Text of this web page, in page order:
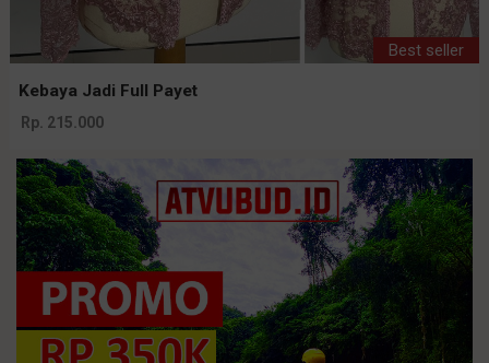
Best seller
Kebaya Jadi Full Payet
Rp. 215.000